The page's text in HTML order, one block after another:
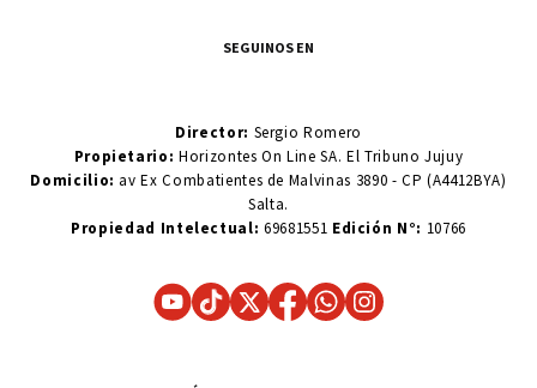
SEGUINOS EN
Director: Sergio Romero
Propietario:Horizontes On Line SA. El Tribuno Jujuy
Domicilio: av Ex Combatientes de Malvinas 3890 - CP (A4412BYA)
Salta.
Propiedad Intelectual: 69681551 Edición N°: 10766